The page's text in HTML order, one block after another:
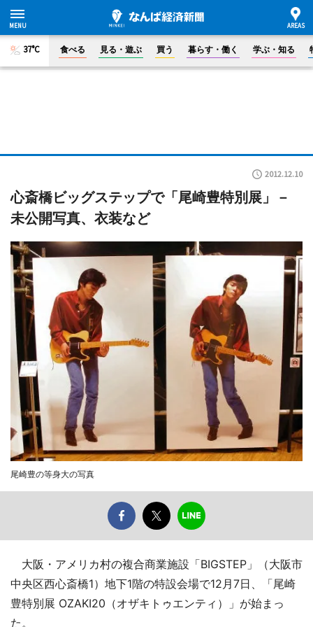
37°C 食べる 見る・遊ぶ 買う 暮らす・働く 学ぶ・知る
2012.12.10
心斎橋ビッグステップで「尾崎豊特別展」－
未公開写真、衣装など
尾崎豊の等身大の写真
大阪・アメリカ村の複合商業施設「BIGSTEP」（大阪市
中央区西心斎橋1）地下1階の特設会場で12月7日、「尾崎
豊特別展 OZAKI20（オザキトゥエンティ）」が始まっ
た。